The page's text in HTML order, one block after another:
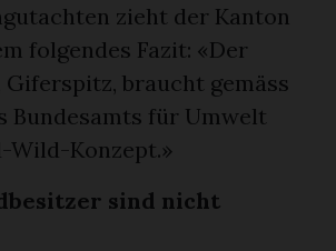
zieht der Kanton
folgendes Fazit: «Der
Giferspitz, braucht gemäss
Bundesamts für Umwelt
Wild-Konzept.»
sind nicht